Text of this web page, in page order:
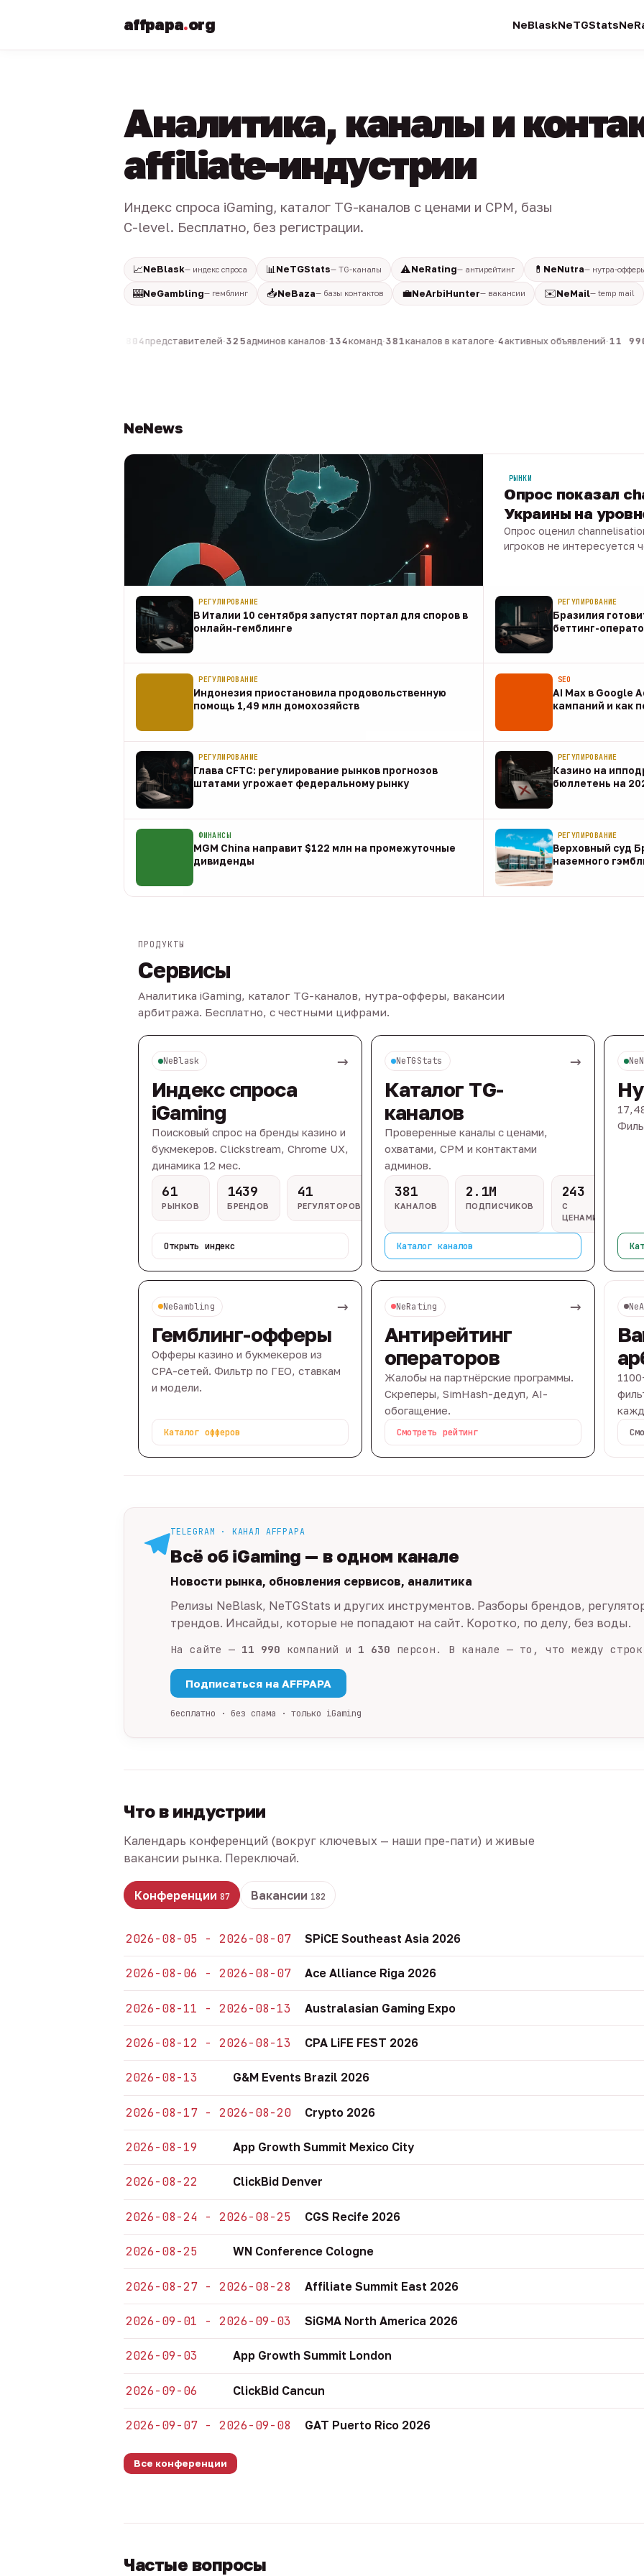
affpapa.org NeBlaskNeTGStats
Аналитика, каналы и
affiliate-индустрии
Индекс спроса iGaming, каталог TG-каналов с ценами и CPM, базы
C-level. Бесплатно, без регистрации.
📈NeBlask— индекс спроса 📊 NeTGStats— TG-каналы ⚠️NeRating— антирейтинг 💊 NeNutra— нутра-
🎰NeGambling— гемблинг 📥NeBaza— базы контактов 💼NeArbiHunter— вакансии ✉️NeMail— temp mail
804представителей·325админов каналов·134команд·381каналов в каталоге·4активных объявлений·11 990
NeNews
РЫНКИ
Опрос показал
Украины на
Опрос оценил
игроков не интересуется
РЕГУЛИРОВАНИЕ
В Италии 10 сентября запустят портал для споров в
онлайн-гемблинге
РЕГУЛИРОВАНИЕ
Бразилия
беттинг-
07 авг
РЕГУЛИРОВАНИЕ
Индонезия приостановила продовольственную
помощь 1,49 млн домохозяйств
SEO
AI Max в Google
кампаний и как
07 авг
РЕГУЛИРОВАНИЕ
Глава CFTC: регулирование рынков прогнозов
штатами угрожает федеральному рынку
РЕГУЛИРОВАНИЕ
Казино на
бюллетень на
07 авг
ФИНАНСЫ
MGM China направит $122 млн на промежуточные
дивиденды
РЕГУЛИРОВАНИЕ
Верховный суд
наземного
07 авг
ПРОДУКТЫ
Сервисы
Аналитика iGaming, каталог TG-каналов, нутра-офферы, вакансии
арбитража. Бесплатно, с честными цифрами.
NeBlask →
Индекс спроса
iGaming
Поисковый спрос на бренды казино и
букмекеров. Clickstream, Chrome UX,
динамика 12 мес.
61
РЫНКОВ
1439
БРЕНДОВ
41
РЕГУЛЯТОРОВ
Открыть индекс
NeTGStats →
Каталог TG-
каналов
Проверенные каналы с ценами,
охватами, CPM и контактами
админов.
381
КАНАЛОВ
2.1M
ПОДПИСЧИКОВ
243
С
ЦЕНАМИ
Каталог каналов
NeGambling →
Гемблинг-офферы
Офферы казино и букмекеров из
CPA-сетей. Фильтр по ГЕО, ставкам
и модели.
Каталог офферов
NeRating →
Антирейтинг
операторов
Жалобы на партнёрские программы.
Скреперы, SimHash-дедуп, AI-
обогащение.
Смотреть рейтинг
TELEGRAM · КАНАЛ AFFPAPA
Всё об iGaming — в одном канале
Новости рынка, обновления сервисов, аналитика
Релизы NeBlask, NeTGStats и других инструментов. Разборы брендов,
трендов. Инсайды, которые не попадают на сайт. Коротко, по делу, без воды.
На сайте — 11 990 компаний и 1 630 персон. В канале — то, что между
Подписаться на AFFPAPA
бесплатно · без спама · только iGaming
Что в индустрии
Календарь конференций (вокруг ключевых — наши пре-пати) и живые
вакансии рынка. Переключай.
Конференции 87 Вакансии 182
2026-08-05 - 2026-08-07 SPiCE Southeast Asia 2026
2026-08-06 - 2026-08-07 Ace Alliance Riga 2026
2026-08-11 - 2026-08-13 Australasian Gaming Expo
2026-08-12 - 2026-08-13 CPA LiFE FEST 2026
2026-08-13 G&M Events Brazil 2026
2026-08-17 - 2026-08-20 Crypto 2026
2026-08-19 App Growth Summit Mexico City
2026-08-22 ClickBid Denver
2026-08-24 - 2026-08-25 CGS Recife 2026
2026-08-25 WN Conference Cologne
2026-08-27 - 2026-08-28 Affiliate Summit East 2026
2026-09-01 - 2026-09-03 SiGMA North America 2026
2026-09-03 App Growth Summit London
2026-09-06 ClickBid Cancun
2026-09-07 - 2026-09-08 GAT Puerto Rico 2026
Все конференции
Частые вопросы